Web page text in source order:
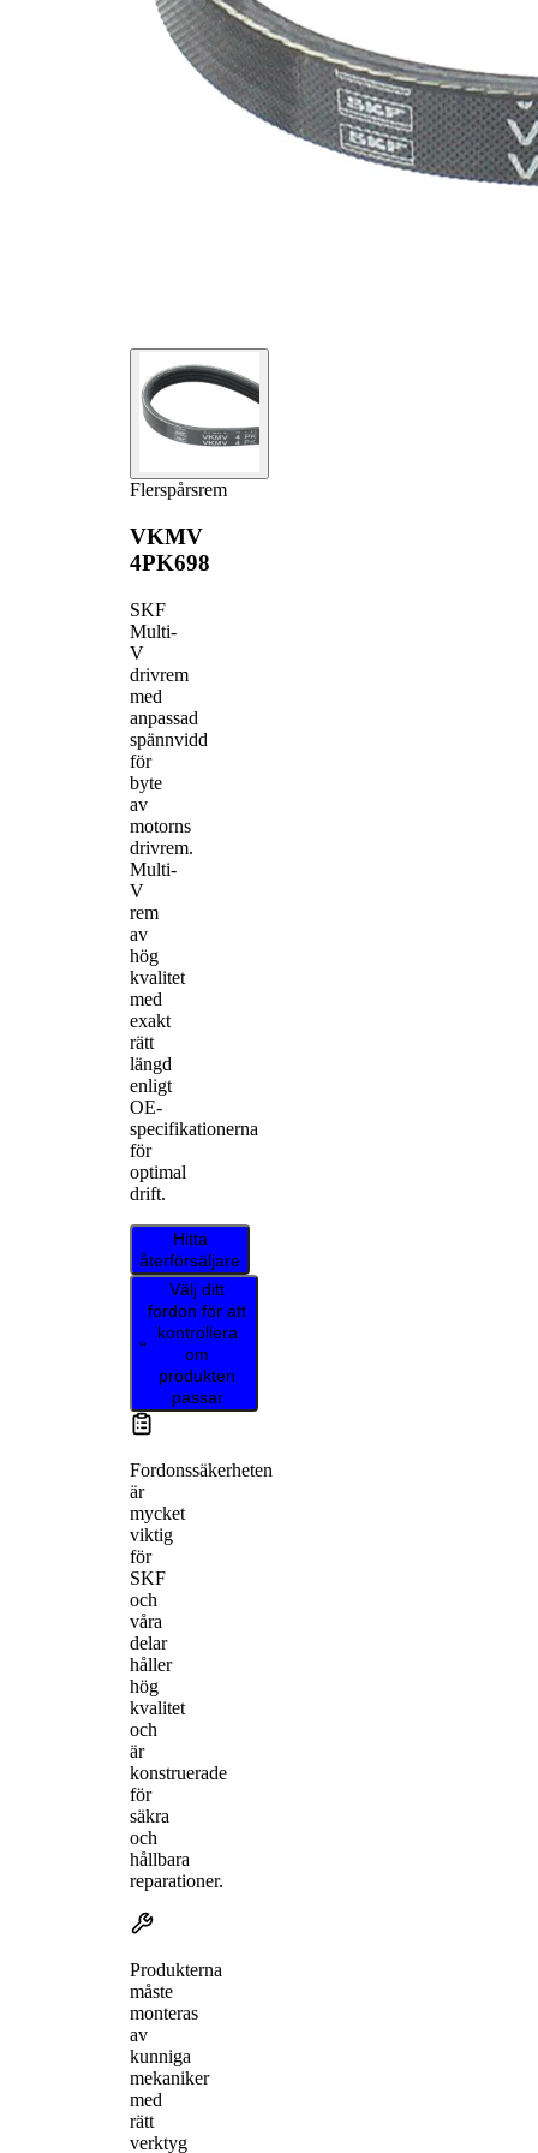
Flerspårsrem
VKMV
4PK698
SKF
Multi-
V
drivrem
med
anpassad
spännvidd
för
byte
av
motorns
drivrem.
Multi-
V
rem
av
hög
kvalitet
med
exakt
rätt
längd
enligt
OE-
specifikationerna
för
optimal
drift.
Hitta
återförsäljare
Välj ditt
fordon för att
kontrollera
om
produkten
passar
Fordonssäkerheten
är
mycket
viktig
för
SKF
och
våra
delar
håller
hög
kvalitet
och
är
konstruerade
för
säkra
och
hållbara
reparationer.
Produkterna
måste
monteras
av
kunniga
mekaniker
med
rätt
verktyg